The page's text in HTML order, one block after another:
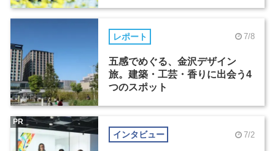
レポート 7/8
五感でめぐる、金沢デザイン
旅。建築・工芸・香りに出会う4
つのスポット
インタビュー 7/2
PR